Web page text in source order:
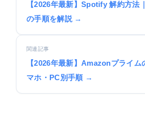
【2026年最新】Spotify 解約方法
の手順を解説 →
関連記事
【2026年最新】Amazonプライム
マホ・PC別手順 →